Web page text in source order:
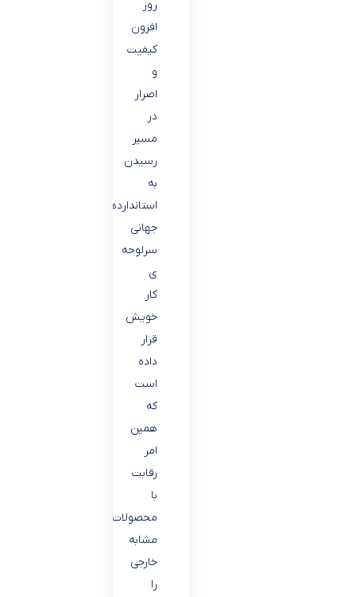
روز
افزون
کیفیت
و
اصرار
در
مسیر
رسیدن
به
استانداردهای
جهانی
سرلوحه
ی
کار
خویش
قرار
داده
است
که
همین
امر
رقابت
با
محصولات
مشابه
خارجی
را